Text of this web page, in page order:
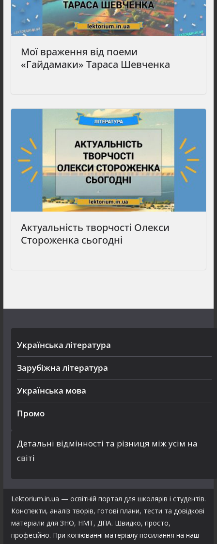
Мої враження від поеми
«Гайдамаки» Тараса Шевченка
Актуальність творчості Олекси
Стороженка сьогодні
Українська література
Зарубіжна література
Українська мова
Промо
Детальні відмінності та різниця між усім на
світі
Lektorium.in.ua — освітній портал для школярів і студентів.
Конспекти, аналіз творів, готові плани, тести та довідкові
матеріали для ЗНО, НМТ, ДПА. Швидко, просто,
професійно. При копіюванні матеріалу посилання на наш